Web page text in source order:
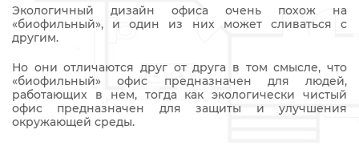
Экологичный дизайн офиса очень похож на
«биофильный», и один из них может сливаться с
другим.
Но они отличаются друг от друга в том смысле, что
«биофильный» офис предназначен для людей,
работающих в нем, тогда как экологически чистый
офис предназначен для защиты и улучшения
окружающей среды.